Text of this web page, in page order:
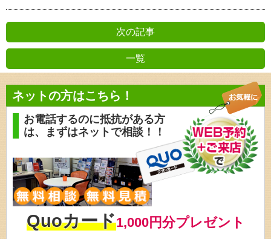
次の記事
一覧
前の記事
ネットの方はこちら！
お電話するのに抵抗がある方
は、
まずはネットで相談！！
Quoカード1,000円分プレゼント